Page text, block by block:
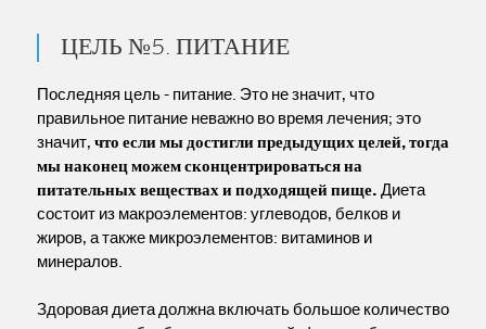
ЦЕЛЬ №5. ПИТАНИЕ
Последняя цель - питание. Это не значит, что
правильное питание неважно во время лечения; это
значит, что если мы достигли предыдущих целей, тогда
мы наконец можем сконцентрироваться на
питательных веществах и подходящей пище. Диета
состоит из макроэлементов: углеводов, белков и
жиров, а также микроэлементов: витаминов и
минералов.
Здоровая диета должна включать большое количество